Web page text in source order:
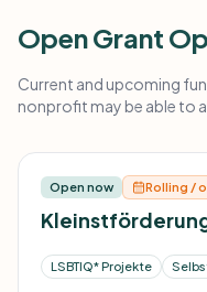
Open Grant
Current and upcoming
nonprofit may be able to
Open now Rolling /
LSBTIQ* Projekte